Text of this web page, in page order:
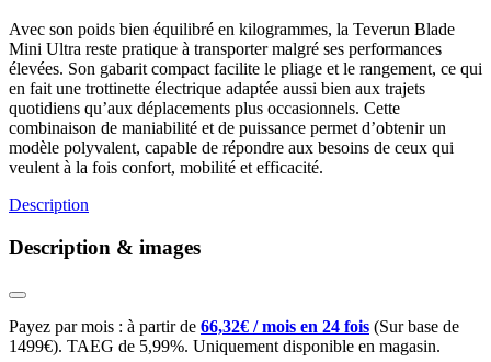
Avec son poids bien équilibré en kilogrammes, la Teverun Blade
Mini Ultra reste pratique à transporter malgré ses performances
élevées. Son gabarit compact facilite le pliage et le rangement, ce qui
en fait une trottinette électrique adaptée aussi bien aux trajets
quotidiens qu’aux déplacements plus occasionnels. Cette
combinaison de maniabilité et de puissance permet d’obtenir un
modèle polyvalent, capable de répondre aux besoins de ceux qui
veulent à la fois confort, mobilité et efficacité.
Description
Description & images
Payez par mois : à partir de 66,32€ / mois en 24 fois (Sur base de
1499€). TAEG de 5,99%. Uniquement disponible en magasin.